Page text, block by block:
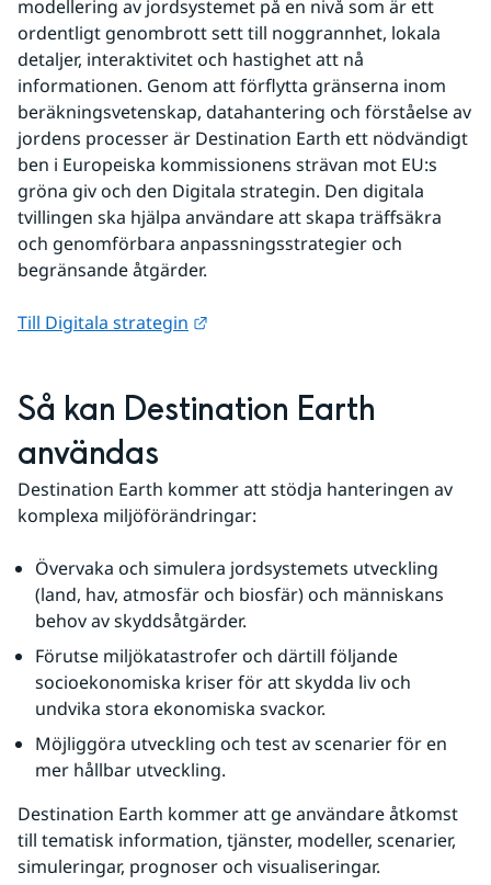
modellering av jordsystemet på en nivå som är ett
ordentligt genombrott sett till noggrannhet, lokala
detaljer, interaktivitet och hastighet att nå
informationen. Genom att förflytta gränserna inom
beräkningsvetenskap, datahantering och förståelse av
jordens processer är Destination Earth ett nödvändigt
ben i Europeiska kommissionens strävan mot EU:s
gröna giv och den Digitala strategin. Den digitala
tvillingen ska hjälpa användare att skapa träffsäkra
och genomförbara anpassningsstrategier och
begränsande åtgärder.
Till Digitala strategin
Så kan Destination Earth
användas
Destination Earth kommer att stödja hanteringen av
komplexa miljöförändringar:
Övervaka och simulera jordsystemets utveckling
(land, hav, atmosfär och biosfär) och människans
behov av skyddsåtgärder.
Förutse miljökatastrofer och därtill följande
socioekonomiska kriser för att skydda liv och
undvika stora ekonomiska svackor.
Möjliggöra utveckling och test av scenarier för en
mer hållbar utveckling.
Destination Earth kommer att ge användare åtkomst
till tematisk information, tjänster, modeller, scenarier,
simuleringar, prognoser och visualiseringar.